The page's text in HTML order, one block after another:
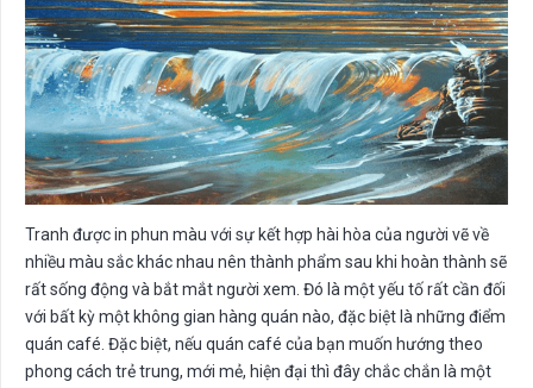
Tranh được in phun màu với sự kết hợp hài hòa của người vẽ về
nhiều màu sắc khác nhau nên thành phẩm sau khi hoàn thành sẽ
rất sống động và bắt mắt người xem. Đó là một yếu tố rất cần đối
với bất kỳ một không gian hàng quán nào, đặc biệt là những điểm
quán café. Đặc biệt, nếu quán café của bạn muốn hướng theo
phong cách trẻ trung, mới mẻ, hiện đại thì đây chắc chắn là một